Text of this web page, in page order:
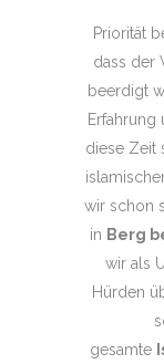
Priorität
dass der
beerdigt
Erfahrung
diese Zeit
wir schon
in Berg
wir als
Hürden
gesamte